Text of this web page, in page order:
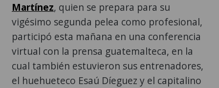
Martínez, quien se prepara para su
vigésimo segunda pelea como profesional,
participó esta mañana en una conferencia
virtual con la prensa guatemalteca, en la
cual también estuvieron sus entrenadores,
el huehueteco Esaú Díeguez y el capitalino